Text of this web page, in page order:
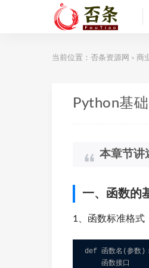
当前位置： 否条资源网 > 商
Python基
本章节讲
一、函数的
1、函数标准格式
def 函数名(参数)：
    函数接口